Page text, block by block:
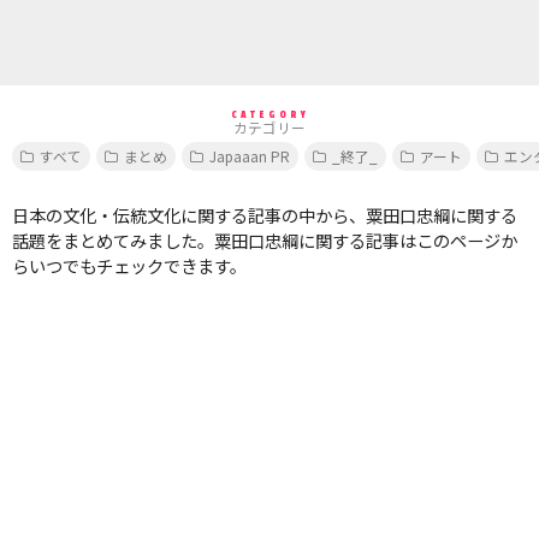
CATEGORY
カテゴリー
すべて
まとめ Japaaan PR _終了_ アート エン
日本の文化・伝統文化に関する記事の中から、粟田口忠綱に関する
話題をまとめてみました。粟田口忠綱に関する記事はこのページか
らいつでもチェックできます。